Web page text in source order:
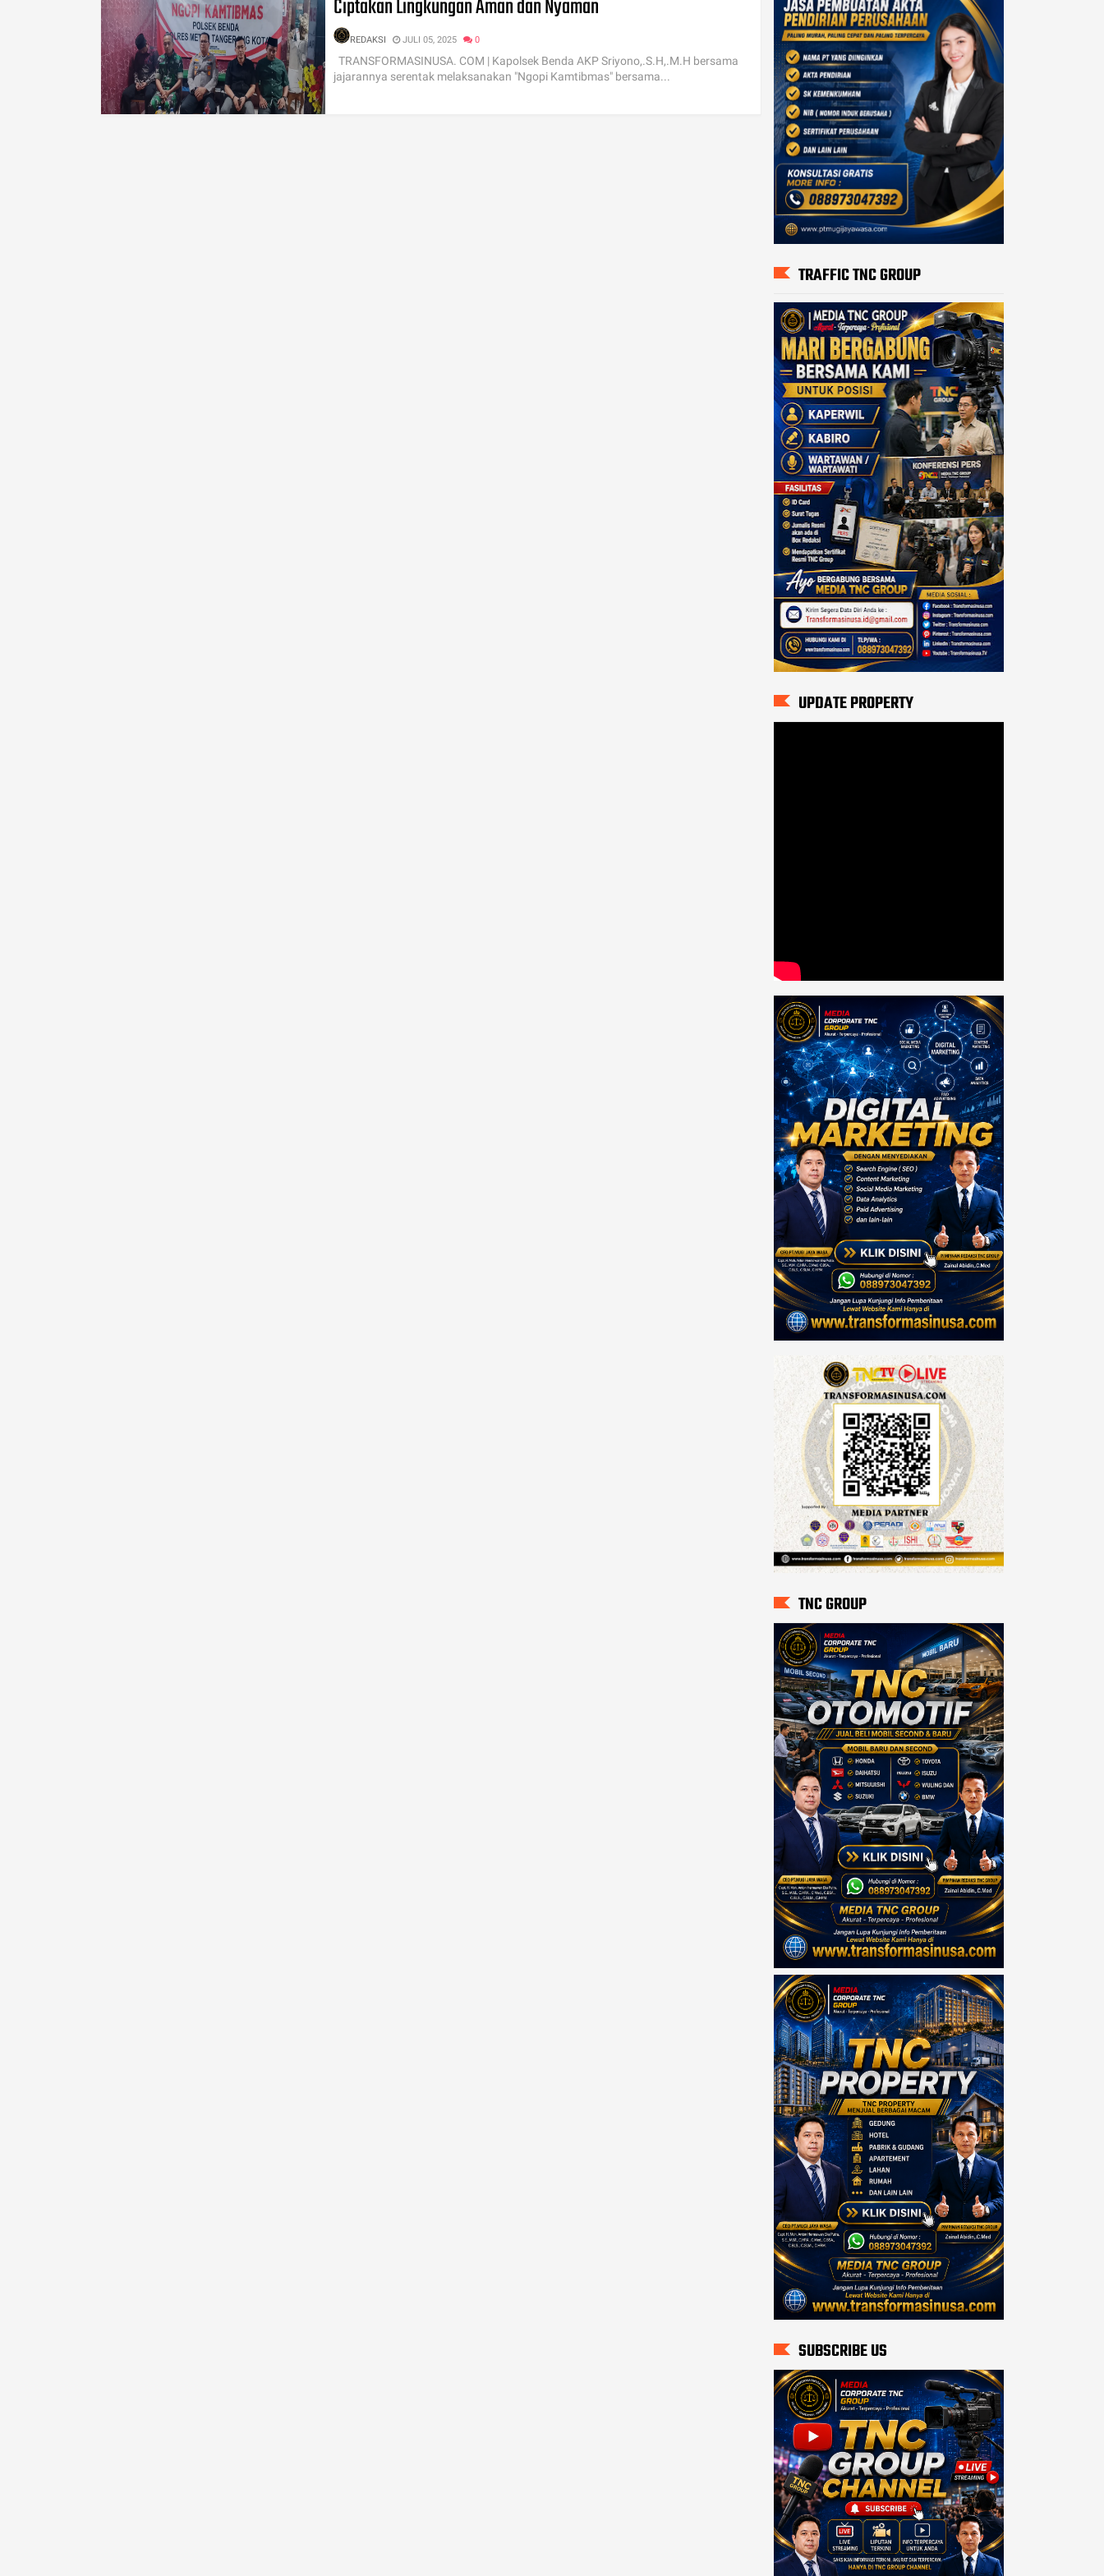
Ciptakan Lingkungan Aman dan Nyaman
REDAKSI JULI 05, 2025 0
TRANSFORMASINUSA. COM | Kapolsek Benda AKP Sriyono,.S.H,.M.H bersama
jajarannya serentak melaksanakan "Ngopi Kamtibmas" bersama...
TRAFFIC TNC GROUP
UPDATE PROPERTY
TNC GROUP
SUBSCRIBE US